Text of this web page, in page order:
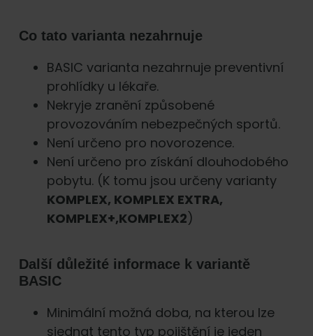
Co tato varianta nezahrnuje
BASIC varianta nezahrnuje preventivní
prohlídky u lékaře.
Nekryje zranění způsobené
provozováním nebezpečných sportů.
Není určeno pro novorozence.
Není určeno pro získání dlouhodobého
pobytu. (K tomu jsou určeny varianty
KOMPLEX, KOMPLEX EXTRA,
KOMPLEX+,KOMPLEX2)
Další důležité informace k variantě
BASIC
Minimální možná doba, na kterou lze
sjednat tento typ pojištění je jeden